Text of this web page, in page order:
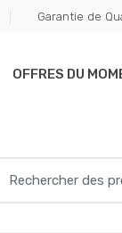
Garantie de
OFFRES DU
for: